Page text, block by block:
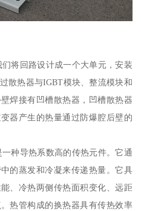
将回路设计成一个大单元，安装
散热器与IGBT模块、整流模块和
焊接有凹槽散热器，凹槽散热器
器产生的热量通过防爆腔后壁的
种导热系数高的传热元件。它通
的蒸发和冷凝来传递热量。它具
、冷热两侧传热面积变化、远距
热管构成的换热器具有传热效率